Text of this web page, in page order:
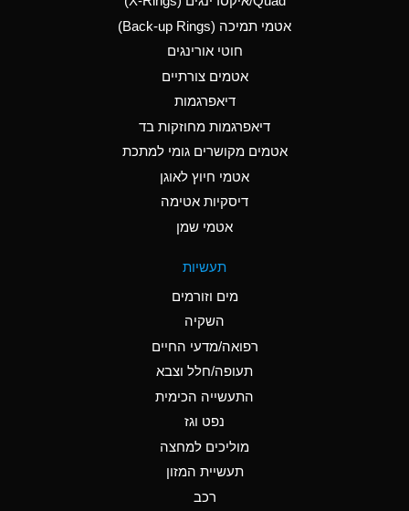
Aluminum Phosphate
Ammonia Anhydrous
C
Ammonia Gas (cold)
A
Ammonia Gas (hot)
Ammonium Hydroxide
A
Ammonium Nitrate
Ammonium Nitrite
אטמי תמיכה (Back-up Rings)
חוטי אורינגים
אטמים צורתיים
דיאפרגמות
דיאפרגמות מחוזקות בד
אטמים מקושרים גומי למתכת
אטמי חיוץ לאוגן
דיסקיות אטימה
אטמי שמן
תעשיות
מים וזורמים
השקיה
רפואה/מדעי החיים
תעופה/חלל וצבא
התעשייה הכימית
נפט וגז
מוליכים למחצה
תעשיית המזון
רכב